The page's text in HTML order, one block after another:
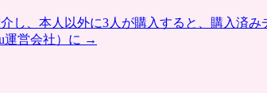
し、本人以外に3人が購入すると、購入済み
運営会社）に →